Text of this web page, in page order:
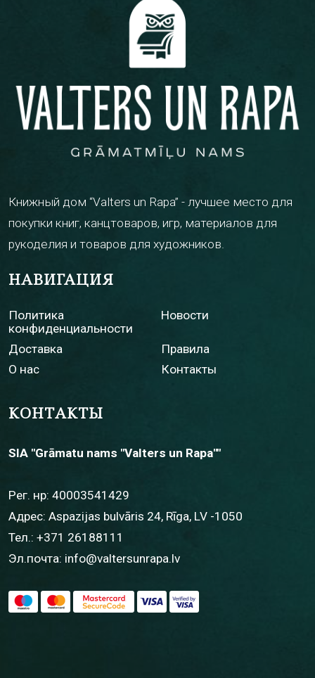
Книжный дом “Valters un Rapa” - лучшее место для
покупки книг, канцтоваров, игр, материалов для
рукоделия и товаров для художников.
НАВИГАЦИЯ
Политика
конфиденциальности
Новости
Доставка
Правила
О нас
Контакты
КОНТАКТЫ
SIA "Grāmatu nams "Valters un Rapa""
Рег. нр: 40003541429
Адрес: Aspazijas bulvāris 24, Rīga, LV -1050
Тел.: +371 26188111
Эл.почта: info@valtersunrapa.lv